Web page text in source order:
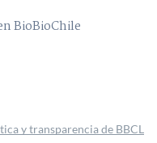
BioBioChile
y transparencia de BBCL